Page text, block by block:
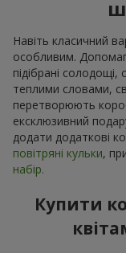
Навіть класичний
особливим.
підібрані
теплими словами,
перетворюють
ексклюзивний
додати додаткові
повітряні кульки,
набір.
Купити